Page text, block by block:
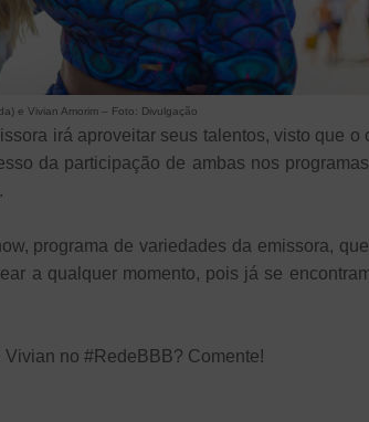
e Vivian Amorim – Foto: Divulgação
irá aproveitar seus talentos, visto que o
da participação de ambas nos
programa de variedades da emissora,
a qualquer momento, pois já se
no #RedeBBB? Comente!